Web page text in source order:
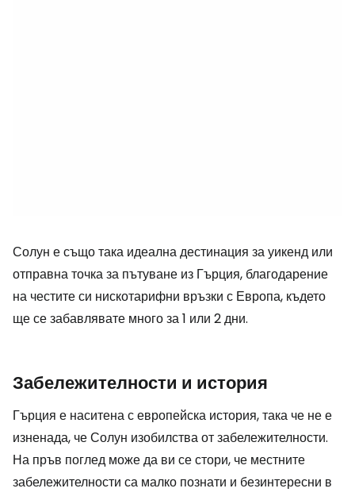
Солун е също така идеална дестинация за уикенд или
отправна точка за пътуване из Гърция, благодарение
на честите си нискотарифни връзки с Европа, където
ще се забавлявате много за 1 или 2 дни.
Забележителности и история
Гърция е наситена с европейска история, така че не е
изненада, че Солун изобилства от забележителности.
На пръв поглед може да ви се стори, че местните
забележителности са малко познати и безинтересни в